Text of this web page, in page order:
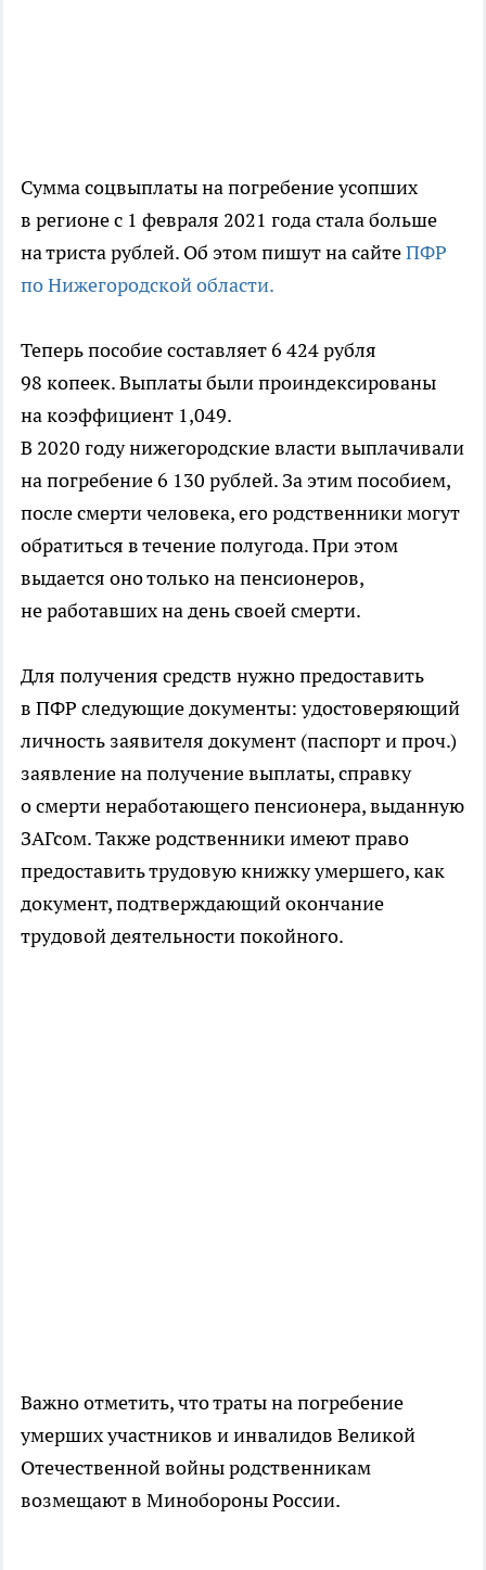
Сумма соцвыплаты на погребение усопших
в регионе c 1 февраля 2021 года стала больше
на триста рублей. Об этом пишут на сайтеПФР
по Нижегородской области.
Теперь пособие составляет 6 424 рубля
98 копеек. Выплаты были проиндексированы
на коэффициент 1,049.
В 2020 году нижегородские власти выплачивали
на погребение 6 130 рублей. За этим пособием,
после смерти человека, его родственники могут
обратиться в течение полугода. При этом
выдается оно только на пенсионеров,
не работавших на день своей смерти.
Для получения средств нужно предоставить
в ПФР следующие документы: удостоверяющий
личность заявителя документ (паспорт и проч.)
заявление на получение выплаты, справку
о смерти неработающего пенсионера, выданную
ЗАГсом. Также родственники имеют право
предоставить трудовую книжку умершего, как
документ, подтверждающий окончание
трудовой деятельности покойного.
Важно отметить, что траты на погребение
умерших участников и инвалидов Великой
Отечественной войны родственникам
возмещают в Минобороны России.